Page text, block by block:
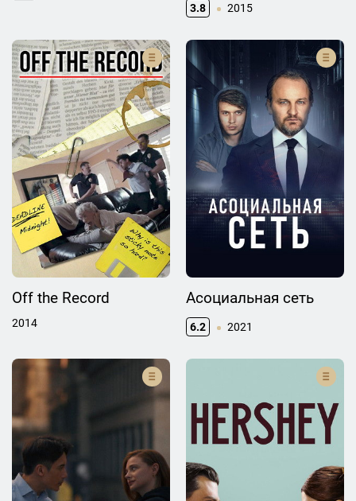
3.8 2015
Off the Record
2014
Асоциальная сеть
6.2 2021